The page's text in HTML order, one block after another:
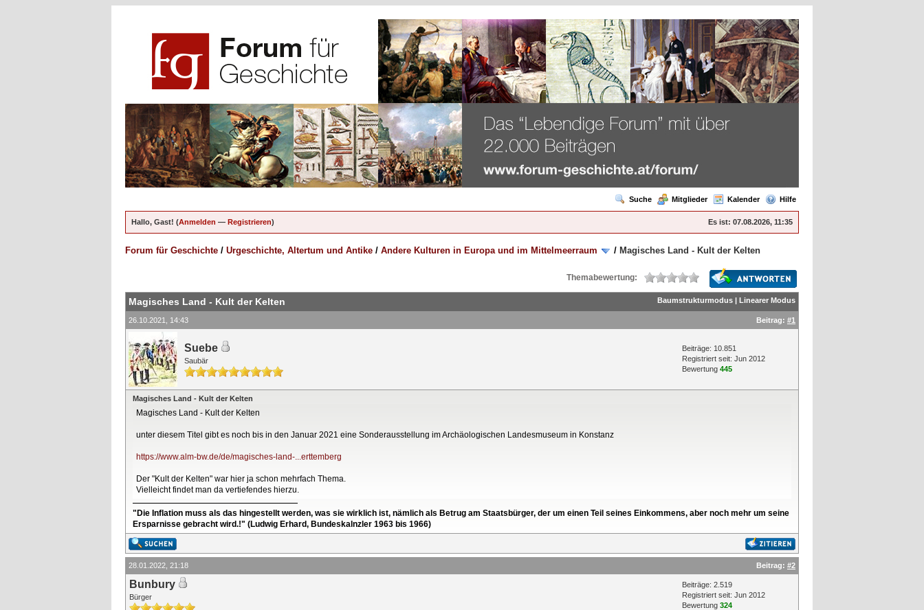
Suche Mitglieder Kalender Hilfe
Es ist: 07.08.2026, 11:35
Hallo, Gast! (Anmelden — Registrieren)
Forum für Geschichte / Urgeschichte, Altertum und Antike / Andere Kulturen in Europa und im Mittelmeerraum / Magisches Land - Kult der Kelten
Themabewertung:
Baumstrukturmodus | Linearer Modus
Magisches Land - Kult der Kelten
26.10.2021, 14:43 Beitrag: #1
Suebe
Saubär
Beiträge: 10.851
Registriert seit: Jun 2012
Bewertung 445
Magisches Land - Kult der Kelten
Magisches Land - Kult der Kelten
unter diesem Titel gibt es noch bis in den Januar 2021 eine Sonderausstellung im Archäologischen Landesmuseum in Konstanz
https://www.alm-bw.de/de/magisches-land-...erttemberg
Der "Kult der Kelten" war hier ja schon mehrfach Thema.
Vielleicht findet man da vertiefendes hierzu.
"Die Inflation muss als das hingestellt werden, was sie wirklich ist, nämlich als Betrug am Staatsbürger, der um einen Teil seines Einkommens, aber noch mehr um seine
Ersparnisse gebracht wird.!" (Ludwig Erhard, Bundeskalnzler 1963 bis 1966)
28.01.2022, 21:18 Beitrag: #2
Bunbury
Bürger
Beiträge: 2.519
Registriert seit: Jun 2012
Bewertung 324